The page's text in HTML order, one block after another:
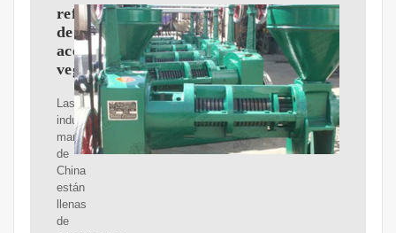
refinería
de
aceite
vegetal
Las
industrias
manufactureras
de
China
están
llenas
de